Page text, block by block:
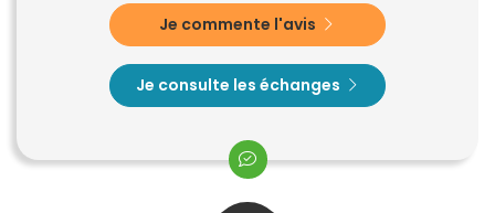
Je commente l'avis
Je consulte les échanges